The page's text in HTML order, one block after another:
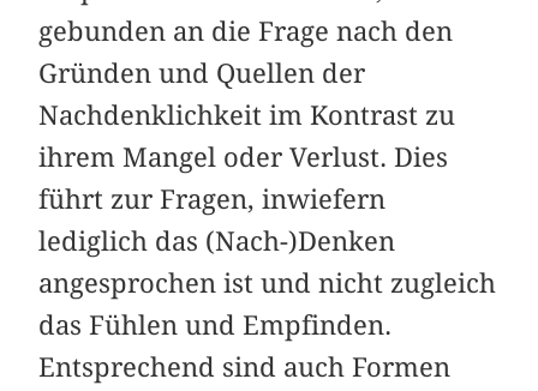
gebunden an die Frage nach den
Gründen und Quellen der
Nachdenklichkeit im Kontrast zu
ihrem Mangel oder Verlust. Dies
führt zur Fragen, inwiefern
lediglich das (Nach-)Denken
angesprochen ist und nicht zugleich
das Fühlen und Empfinden.
Entsprechend sind auch Formen